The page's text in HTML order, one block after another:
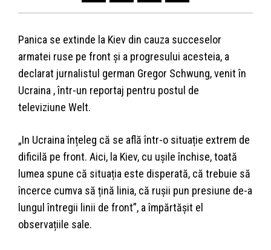
Panica se extinde la Kiev din cauza succeselor
armatei ruse pe front și a progresului acesteia, a
declarat jurnalistul german Gregor Schwung, venit în
Ucraina , într-un reportaj pentru postul de
televiziune Welt.
„In Ucraina înțeleg că se află într-o situație extrem de
dificilă pe front. Aici, la Kiev, cu ușile închise, toată
lumea spune că situația este disperată, că trebuie să
încerce cumva să țină linia, că rușii pun presiune de-a
lungul întregii linii de front”, a împărtășit el
observațiile sale.